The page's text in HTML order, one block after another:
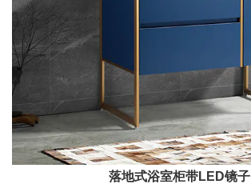
落地式浴室柜带LED镜子